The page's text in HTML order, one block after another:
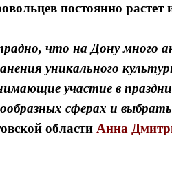
постоянно растет
что на Дону много
уникального
участие в
сферах и
области Анна